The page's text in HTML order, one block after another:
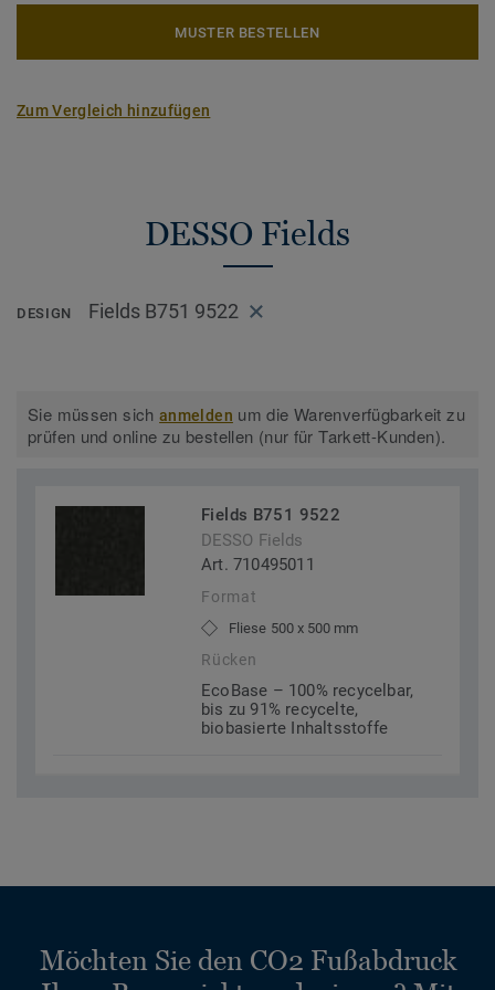
MUSTER BESTELLEN
Zum Vergleich hinzufügen
DESSO Fields
DESIGN Fields B751 9522
Sie müssen sichanmelden um die Warenverfügbarkeit zu
prüfen und online zu bestellen (nur für Tarkett-Kunden).
Fields B751 9522
DESSO Fields
Art. 710495011
Format
Fliese 500 x 500 mm
Rücken
EcoBase – 100% recycelbar,
bis zu 91% recycelte,
biobasierte Inhaltsstoffe
Möchten Sie den CO2 Fußabdruck